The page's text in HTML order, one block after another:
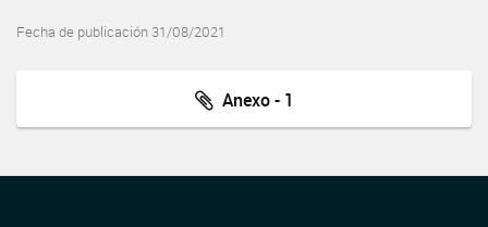
Fecha de publicación 31/08/2021
Anexo - 1